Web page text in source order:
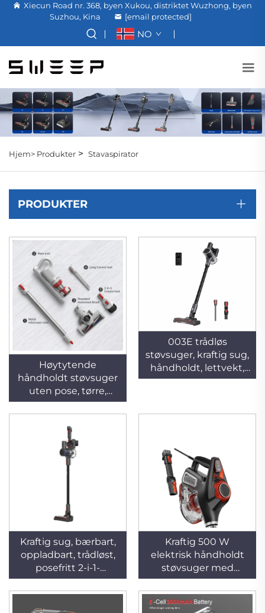
Xiecun Road nr. 368, byen Xukou, distriktet Wuzhong, byen
Suzhou, Kina
[email protected]
NO
Hjem> Produkter > Stavaspirator
PRODUKTER
Høytytende
håndholdt støvsuger
uten pose, tørre,
oppladbare og
trådløse med
støvoppsamling for
bruk på hotell og i
biler
003E trådløs
støvsuger, kraftig sug,
håndholdt, lettvekt,
lang batteritid
Kraftig sug, bærbart,
oppladbart, trådløst,
posefritt 2-i-1-
støvsugerstang for
hotell og husholdning
– kun til tørr bruk
Kraftig 500 W
elektrisk håndholdt
støvsuger med
tilbehør, strømkabel,
motor for tørr
rengjøring med pose